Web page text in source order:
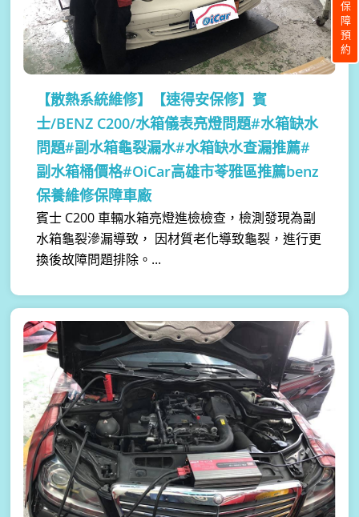
【散熱系統維修】
【速得安保修】賓
士/BENZ C200/水箱儀表亮燈問題#水箱缺水
問題#副水箱龜裂漏水#水箱缺水查漏推薦#
副水箱桶價格#OiCar高雄市苓雅區推薦benz
保養維修保障車廠
賓士 C200 車輛水箱亮燈進檢檢查，檢測發現為副
水箱龜裂滲漏導致， 因材質老化導致龜裂，進行更
換後故障問題排除。...
保障預約